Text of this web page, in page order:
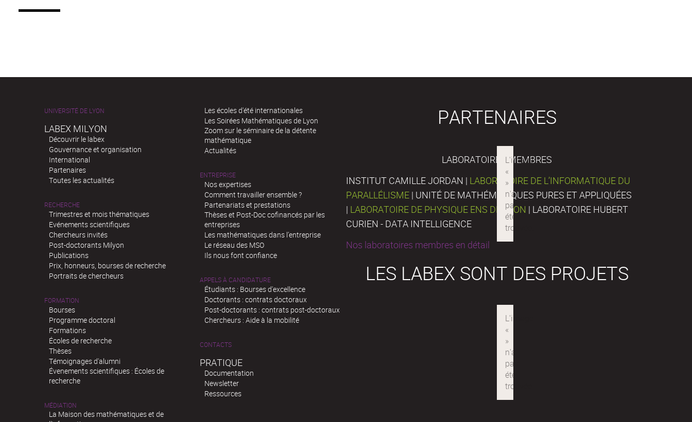
UNIVERSITÉ DE LYON
LABEX MILYON
Découvrir le labex
Gouvernance et organisation
International
Partenaires
Toutes les actualités
RECHERCHE
Trimestres et mois thématiques
Evénements scientifiques
Chercheurs invités
Post-doctorants Milyon
Publications
Prix, honneurs, bourses de recherche
Portraits de chercheurs
FORMATION
Bourses
Programme doctoral
Formations
Écoles de recherche
Thèses
Témoignages d'alumni
Évenements scientifiques : Écoles de
recherche
MÉDIATION
La Maison des mathématiques et de
Les écoles d'été internationales
Les Soirées Mathématiques de Lyon
Zoom sur le séminaire de la détente
mathématique
Actualités
ENTREPRISE
Nos expertises
Comment travailler ensemble ?
Partenariats et prestations
Thèses et Post-Doc cofinancés par les
entreprises
Les mathématiques dans l’entreprise
Le réseau des MSO
Ils nous font confiance
APPELS À CANDIDATURE
Étudiants : Bourses d'excellence
Doctorants : contrats doctoraux
Post-doctorants : contrats post-doctoraux
Chercheurs : Aide à la mobilité
CONTACTS
PRATIQUE
Documentation
Newsletter
Ressources
PARTENAIRES
LABORATOIRES MEMBRES
INSTITUT CAMILLE JORDAN | LABORATOIRE DE L’INFORMATIQUE DU
PARALLÉLISME | UNITÉ DE MATHÉMATIQUES PURES ET APPLIQUÉES
| LABORATOIRE DE PHYSIQUE ENS DE LYON | LABORATOIRE HUBERT
CURIEN - DATA INTELLIGENCE
Nos laboratoires membres en détail
LES LABEX SONT DES PROJETS